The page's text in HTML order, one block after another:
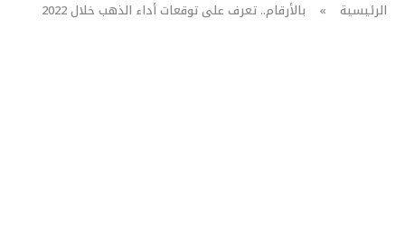
الرئيسية » بالأرقام.. تعرف على توقعات أداء الذهب خلال 2022